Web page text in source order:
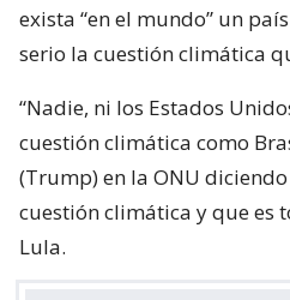
exista “en el mundo” un
serio la cuestión climática
“Nadie, ni los Estados
cuestión climática como
(Trump) en la ONU
cuestión climática y que es
Lula.